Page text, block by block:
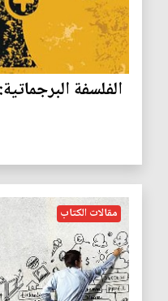
الفلسفة
مقالات الكتاب